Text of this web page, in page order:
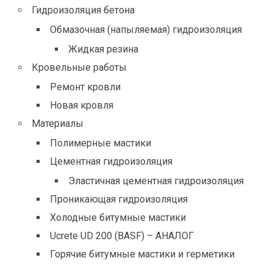
Гидроизоляция бетона
Обмазочная (напыляемая) гидроизоляция
Жидкая резина
Кровельные работы
Ремонт кровли
Новая кровля
Материалы
Полимерные мастики
Цементная гидроизоляция
Эластичная цементная гидроизоляция
Проникающая гидроизоляция
Холодные битумные мастики
Ucrete UD 200 (BASF) – АНАЛОГ
Горячие битумные мастики и герметики